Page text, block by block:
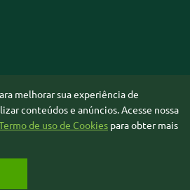
Todos os direitos reservados.
melhorar sua experiência de
conteúdos e anúncios. Acesse nossa
de uso de Cookies para obter mais